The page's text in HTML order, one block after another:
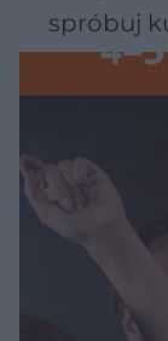
spróbuj
Wawelu